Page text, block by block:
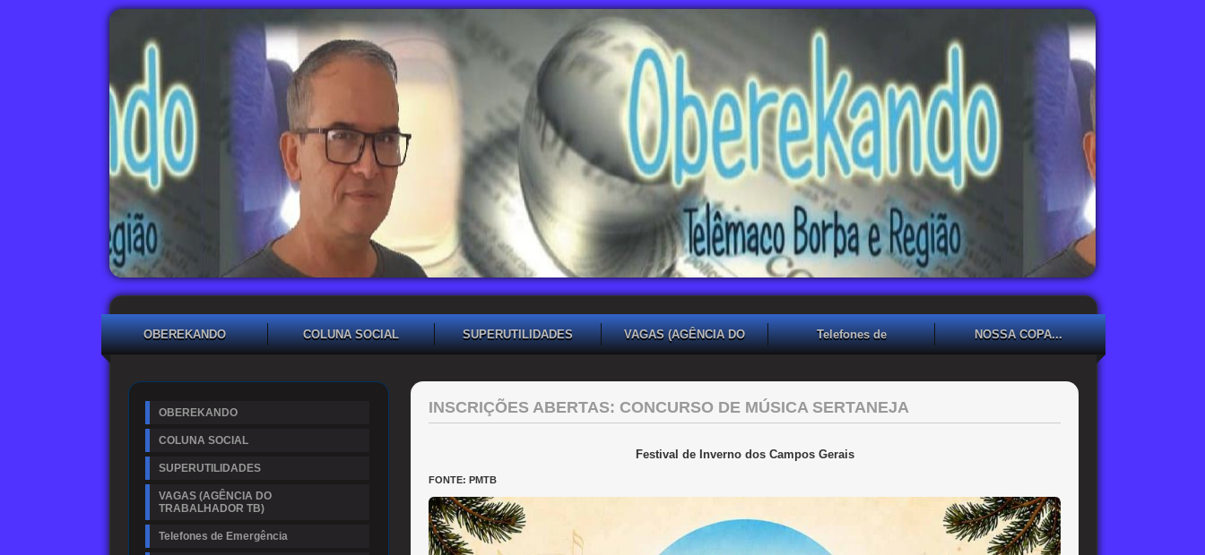
OBEREKANDO COLUNA SOCIAL SUPERUTILIDADES
VAGAS (AGÊNCIA DO
Telefones de
NOSSA COPA...
OBEREKANDO
COLUNA SOCIAL
SUPERUTILIDADES
VAGAS (AGÊNCIA DO
TRABALHADOR TB)
Telefones de Emergência
INSCRIÇÕES ABERTAS: CONCURSO DE MÚSICA SERTANEJA
Festival de Inverno dos Campos Gerais
FONTE: PMTB